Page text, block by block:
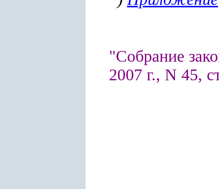
"Собрание
2007 г., N 45,